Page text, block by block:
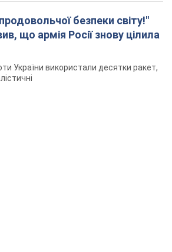
безпеки світу!"
що армія Росії знову цілила
України використали десятки ракет,